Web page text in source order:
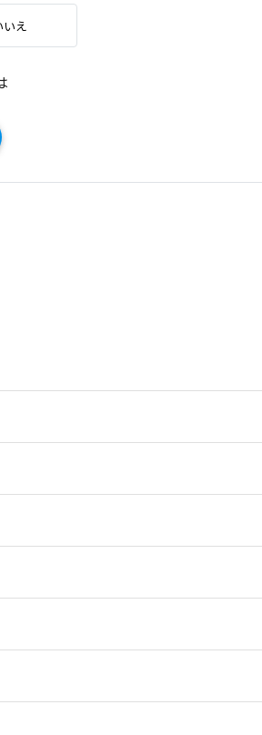
いえ